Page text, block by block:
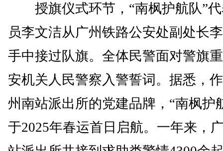
授旗仪式环节，“南枫护航队”代
员李文洁从广州铁路公安处副处长
手中接过队旗。全体民警面对警旗
安机关人民警察入警誓词。据悉，
州南站派出所的党建品牌，“南枫护
于2025年春运首日启航。一年来，